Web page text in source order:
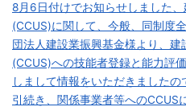
8月6日付けでお知らせしました
(CCUS)に関して、今般、同制度
団法人建設業振興基金様より、
(CCUS)への技能者登録と能力評
しまして情報をいただきましたの
引続き、関係事業者等へのCCUS